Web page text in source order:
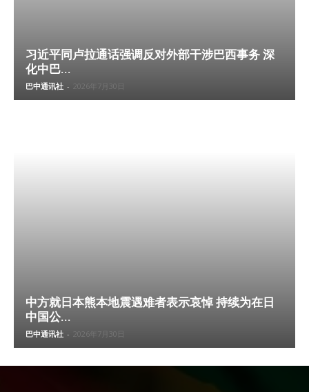
习近平同卢拉通话强调反对外部干涉巴西事务 深
化中巴...
巴中通讯社 - 2026年7月30日
中方就日本熊本地震遇难者表示哀悼 持续为在日
中国公...
巴中通讯社 - 2026年7月30日